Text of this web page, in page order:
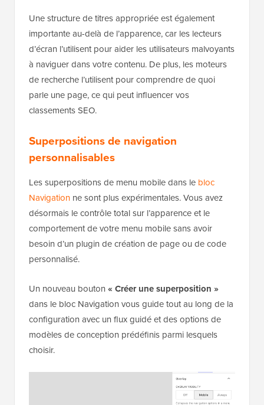
Une structure de titres appropriée est également
importante au-delà de l’apparence, car les lecteurs
d’écran l’utilisent pour aider les utilisateurs malvoyants
à naviguer dans votre contenu. De plus, les moteurs
de recherche l’utilisent pour comprendre de quoi
parle une page, ce qui peut influencer vos
classements SEO.
Superpositions de navigation
personnalisables
Les superpositions de menu mobile dans le bloc
Navigation ne sont plus expérimentales. Vous avez
désormais le contrôle total sur l’apparence et le
comportement de votre menu mobile sans avoir
besoin d’un plugin de création de page ou de code
personnalisé.
Un nouveau bouton « Créer une superposition »
dans le bloc Navigation vous guide tout au long de la
configuration avec un flux guidé et des options de
modèles de conception prédéfinis parmi lesquels
choisir.